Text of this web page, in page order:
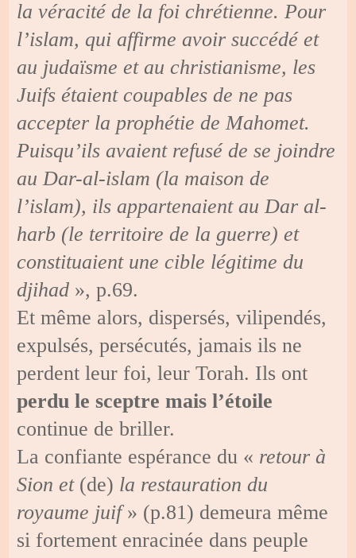
la véracité de la foi chrétienne. Pour
l’islam, qui affirme avoir succédé et
au judaïsme et au christianisme, les
Juifs étaient coupables de ne pas
accepter la prophétie de Mahomet.
Puisqu’ils avaient refusé de se joindre
au Dar-al-islam (la maison de
l’islam), ils appartenaient au Dar al-
harb (le territoire de la guerre) et
constituaient une cible légitime du
djihad », p.69.
Et même alors, dispersés, vilipendés,
expulsés, persécutés, jamais ils ne
perdent leur foi, leur Torah. Ils ont
perdu le sceptre mais l’étoile
continue de briller.
La confiante espérance du « retour à
Sion et(de) la restauration du
royaume juif» (p.81) demeura même
si fortement enracinée dans peuple